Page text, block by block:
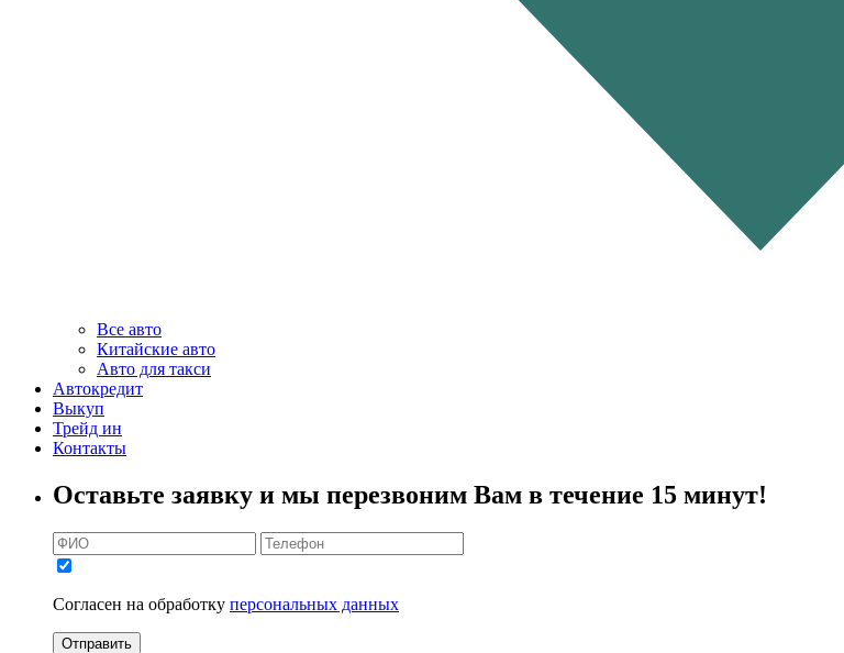
Все авто
Китайские авто
Авто для такси
Автокредит
Выкуп
Трейд ин
Контакты
Оставьте заявку и мы перезвоним Вам в течение 15 минут!
Согласен на обработку персональных данных
Отправить